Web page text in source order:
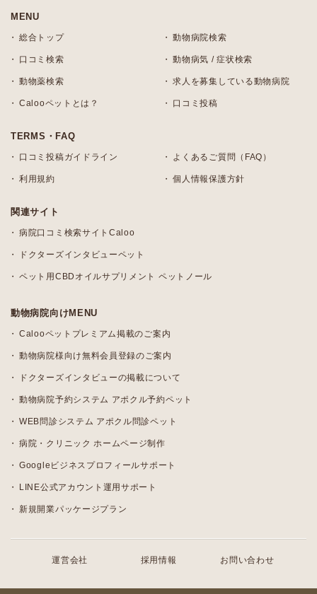
MENU
総合トップ 動物病院検索
口コミ検索 動物病気 / 症状検索
動物薬検索 求人を募集している動物病院
Calooペットとは？ 口コミ投稿
TERMS・FAQ
口コミ投稿ガイドライン よくあるご質問（FAQ）
利用規約 個人情報保護方針
関連サイト
病院口コミ検索サイトCaloo
ドクターズインタビューペット
ペット用CBDオイルサプリメント ペットノール
動物病院向けMENU
Calooペットプレミアム掲載のご案内
動物病院様向け無料会員登録のご案内
ドクターズインタビューの掲載について
動物病院予約システム アポクル予約ペット
WEB問診システム アポクル問診ペット
病院・クリニック ホームページ制作
Googleビジネスプロフィールサポート
LINE公式アカウント運用サポート
新規開業パッケージプラン
運営会社 採用情報 お問い合わせ